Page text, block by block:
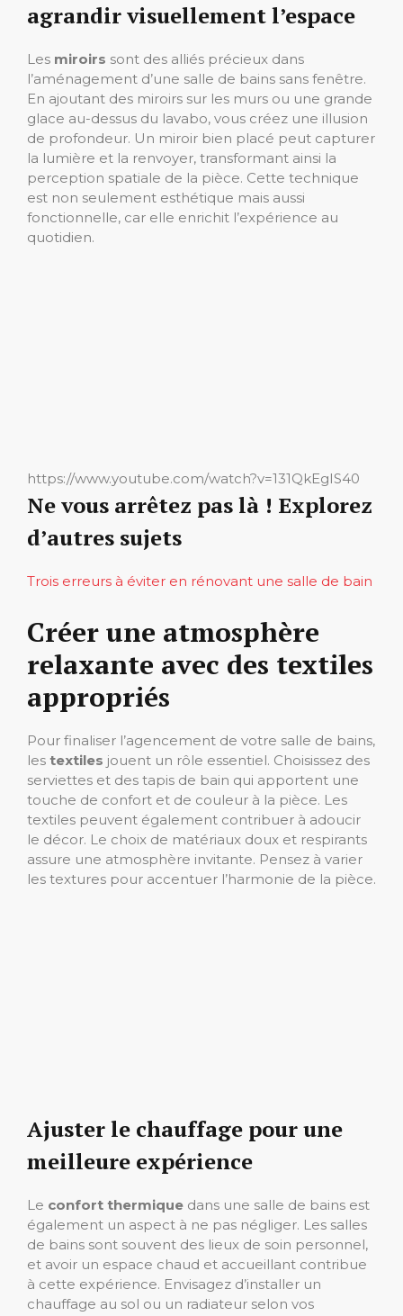
agrandir visuellement l’espace
Les miroirs sont des alliés précieux dans
l’aménagement d’une salle de bains sans fenêtre.
En ajoutant des miroirs sur les murs ou une grande
glace au-dessus du lavabo, vous créez une illusion
de profondeur. Un miroir bien placé peut capturer
la lumière et la renvoyer, transformant ainsi la
perception spatiale de la pièce. Cette technique
est non seulement esthétique mais aussi
fonctionnelle, car elle enrichit l’expérience au
quotidien.
https://www.youtube.com/watch?v=131QkEgIS40
Ne vous arrêtez pas là ! Explorez
d’autres sujets
Trois erreurs à éviter en rénovant une salle de bain
Créer une atmosphère
relaxante avec des textiles
appropriés
Pour finaliser l’agencement de votre salle de bains,
les textiles jouent un rôle essentiel. Choisissez des
serviettes et des tapis de bain qui apportent une
touche de confort et de couleur à la pièce. Les
textiles peuvent également contribuer à adoucir
le décor. Le choix de matériaux doux et respirants
assure une atmosphère invitante. Pensez à varier
les textures pour accentuer l’harmonie de la pièce.
Ajuster le chauffage pour une
meilleure expérience
Le confort thermique dans une salle de bains est
également un aspect à ne pas négliger. Les salles
de bains sont souvent des lieux de soin personnel,
et avoir un espace chaud et accueillant contribue
à cette expérience. Envisagez d’installer un
chauffage au sol ou un radiateur selon vos